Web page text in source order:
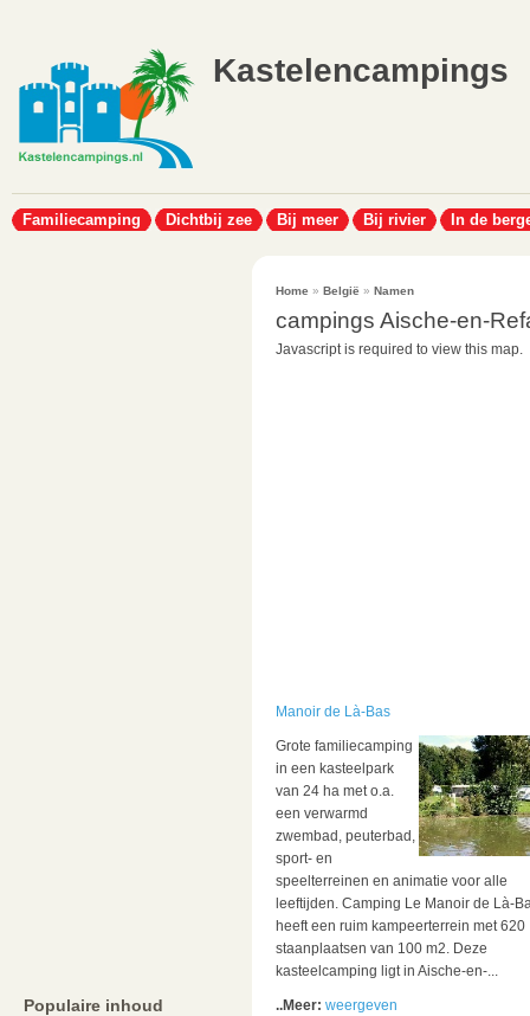
Kastelencampings
Familiecamping Dichtbij zee Bij meer Bij rivier In de
Populaire inhoud
Home » België » Namen
campings Aische-en-
Javascript is required to view this map.
Manoir de Là-Bas
Grote familiecamping
in een kasteelpark
van 24 ha met o.a.
een verwarmd
zwembad, peuterbad,
sport- en
speelterreinen en animatie voor alle
leeftijden. Camping Le Manoir de Là-
heeft een ruim kampeerterrein met 620
staanplaatsen van 100 m2. Deze
kasteelcamping ligt in Aische-en-...
..Meer: weergeven